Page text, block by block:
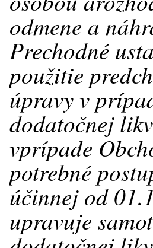
odmene a
Prechodné
použitie
úpravy v
dodatočnej
vprípade
potrebné
účinnej od
upravuje